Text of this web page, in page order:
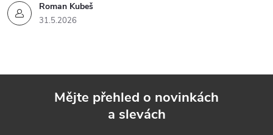
Roman Kubeš
31.5.2026
Mějte přehled o novinkách
a slevách